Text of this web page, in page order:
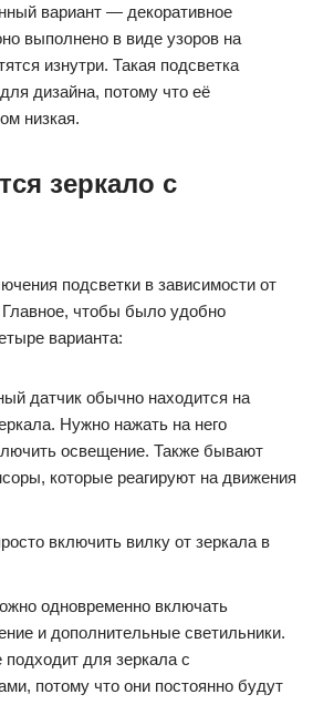
вариант — декоративное
выполнено в виде узоров на
изнутри. Такая подсветка
дизайна, потому что её
низкая.
зеркало с
подсветки в зависимости от
чтобы было удобно
варианта:
датчик обычно находится на
Нужно нажать на него
освещение. Также бывают
которые реагируют на движения
включить вилку от зеркала в
одновременно включать
и дополнительные светильники.
подходит для зеркала с
потому что они постоянно будут